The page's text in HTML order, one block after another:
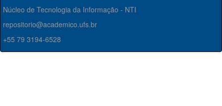
Núcleo de Tecnologia da Informação - NTI
repositorio@academico.ufs.br
+55 79 3194-6528